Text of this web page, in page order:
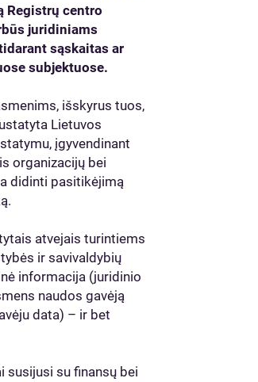
Registrų centro
juridiniams
sąskaitas ar
subjektuose.
išskyrus tuos,
Lietuvos
įgyvendinant
organizacijų bei
didinti pasitikėjimą
atvejais turintiems
ir savivaldybių
informacija (juridinio
naudos gavėją
data) – ir bet
susijusi su finansų bei